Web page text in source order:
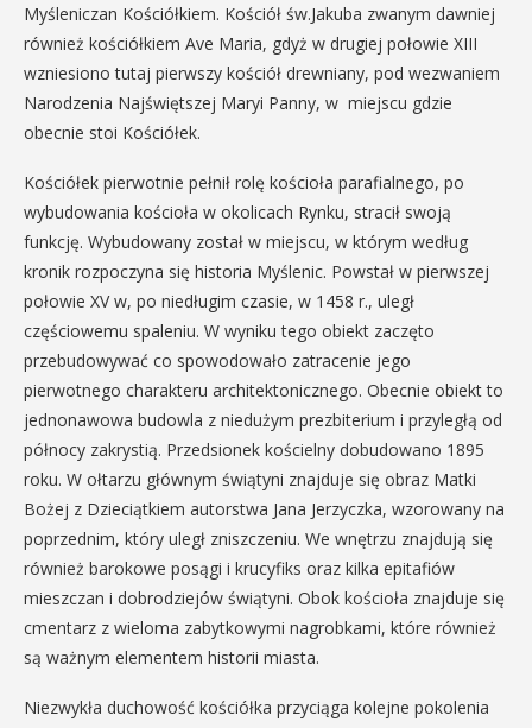
Myśleniczan Kościółkiem. Kościół św.Jakuba zwanym dawniej
również kościółkiem Ave Maria, gdyż w drugiej połowie XIII
wzniesiono tutaj pierwszy kościół drewniany, pod wezwaniem
Narodzenia Najświętszej Maryi Panny, w miejscu gdzie
obecnie stoi Kościółek.
Kościółek pierwotnie pełnił rolę kościoła parafialnego, po
wybudowania kościoła w okolicach Rynku, stracił swoją
funkcję. Wybudowany został w miejscu, w którym według
kronik rozpoczyna się historia Myślenic. Powstał w pierwszej
połowie XV w, po niedługim czasie, w 1458 r., uległ
częściowemu spaleniu. W wyniku tego obiekt zaczęto
przebudowywać co spowodowało zatracenie jego
pierwotnego charakteru architektonicznego. Obecnie obiekt to
jednonawowa budowla z niedużym prezbiterium i przyległą od
północy zakrystią. Przedsionek kościelny dobudowano 1895
roku. W ołtarzu głównym świątyni znajduje się obraz Matki
Bożej z Dzieciątkiem autorstwa Jana Jerzyczka, wzorowany na
poprzednim, który uległ zniszczeniu. We wnętrzu znajdują się
również barokowe posągi i krucyfiks oraz kilka epitafiów
mieszczan i dobrodziejów świątyni. Obok kościoła znajduje się
cmentarz z wieloma zabytkowymi nagrobkami, które również
są ważnym elementem historii miasta.
Niezwykła duchowość kościółka przyciąga kolejne pokolenia